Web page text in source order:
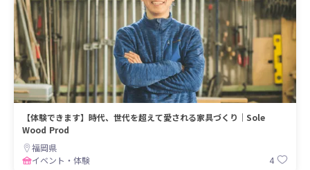
【体験できます】時代、世代を超えて愛される家具づくり｜Sole
Wood Prod
福岡県
イベント・体験
4